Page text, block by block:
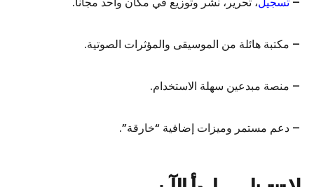
– مكتبة هائلة من الموسيقى والمؤثرات الصوتية.
– منصة مبدعين سهلة الاستخدام.
– دعم مستمر وميزات إضافية “خارقة”.